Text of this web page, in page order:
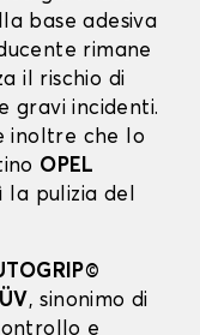
base adesiva
rimane
il rischio di
gravi incidenti.
inoltre che lo
OPEL
la pulizia del
, sinonimo di
e